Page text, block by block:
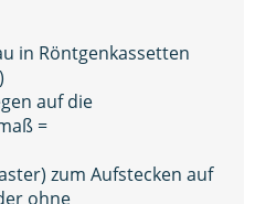
in Röntgenkassetten
auf die
=
zum Aufstecken auf
ohne